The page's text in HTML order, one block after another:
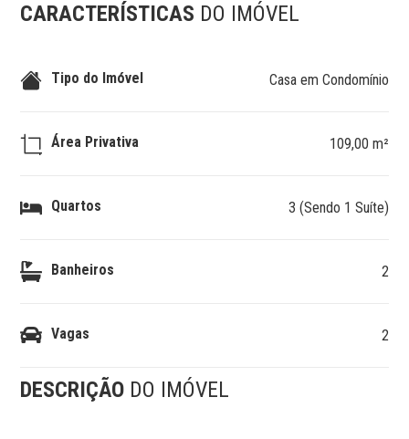
CARACTERÍSTICAS DO IMÓVEL
Tipo do Imóvel Casa em Condomínio
Área Privativa 109,00 m²
Quartos 3 (Sendo 1 Suíte)
Banheiros 2
Vagas 2
DESCRIÇÃO DO IMÓVEL